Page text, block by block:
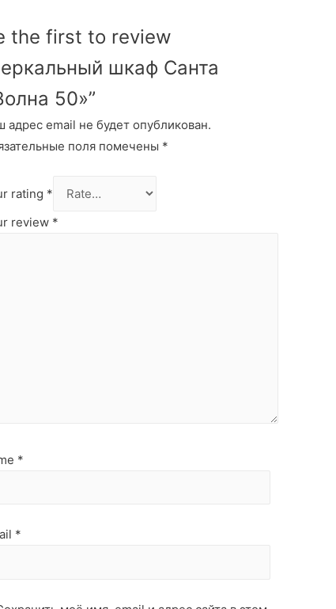
the first to review
шкаф Санта
50»”
адрес email не будет опубликован.
поля помечены *
rating *
review *
*
*